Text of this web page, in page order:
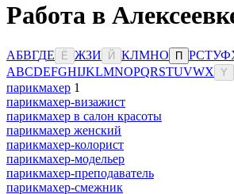
Работа в
АБВГДЕ Ё ЖЗИ Й КЛМНО П РСТУФ
ABCDEFGHIJKLMNOPQRSTUVWX Y
парикмахер 1
парикмахер-визажист
парикмахер в салон красоты
парикмахер женский
парикмахер-колорист
парикмахер-модельер
парикмахер-преподаватель
парикмахер-смежник